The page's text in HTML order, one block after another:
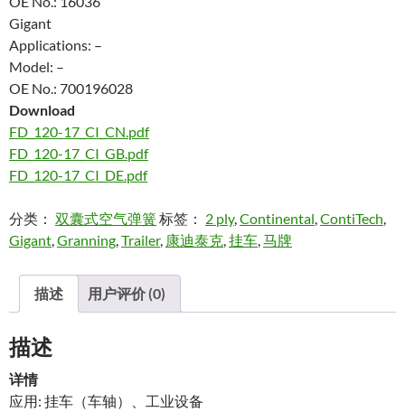
Gigant
Applications: –
Model: –
OE No.: 700196028
Download
FD_120-17_CI_CN.pdf
FD_120-17_CI_GB.pdf
FD_120-17_CI_DE.pdf
分类： 双囊式空气弹簧标签： 2 ply,Continental,ContiTech,
Gigant,Granning,Trailer, 康迪泰克,挂车,马牌
描述 用户评价 (0)
描述
详情
应用: 挂车（车轴）、工业设备